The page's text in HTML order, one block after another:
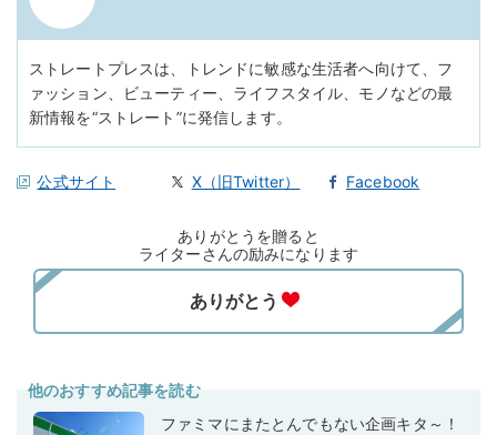
ストレートプレスは、トレンドに敏感な生活者へ向けて、フ
ァッション、ビューティー、ライフスタイル、モノなどの最
新情報を“ストレート”に発信します。
公式サイト X（旧Twitter） Facebook
ありがとうを贈ると
ライターさんの励みになります
他のおすすめ記事を読む
ファミマにまたとんでもない企画キタ～！